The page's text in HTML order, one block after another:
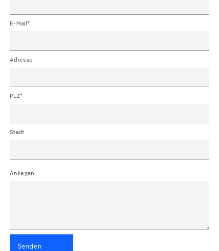
E-Mail*
Adresse
PLZ*
Stadt
Anliegen
Senden